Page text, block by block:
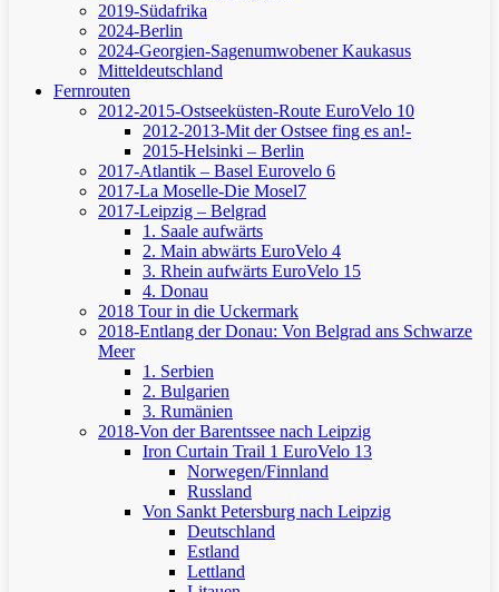
2019-Südafrika
2024-Berlin
2024-Georgien-Sagenumwobener Kaukasus
Mitteldeutschland
Fernrouten
2012-2015-Ostseeküsten-Route EuroVelo 10
2012-2013-Mit der Ostsee fing es an!-
2015-Helsinki – Berlin
2017-Atlantik – Basel Eurovelo 6
2017-La Moselle-Die Mosel7
2017-Leipzig – Belgrad
1. Saale aufwärts
2. Main abwärts EuroVelo 4
3. Rhein aufwärts EuroVelo 15
4. Donau
2018 Tour in die Uckermark
2018-Entlang der Donau: Von Belgrad ans Schwarze
Meer
1. Serbien
2. Bulgarien
3. Rumänien
2018-Von der Barentssee nach Leipzig
Iron Curtain Trail 1 EuroVelo 13
Norwegen/Finnland
Russland
Von Sankt Petersburg nach Leipzig
Deutschland
Estland
Lettland